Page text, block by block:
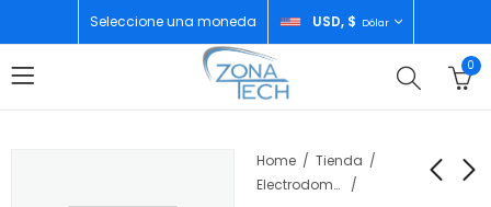
Seleccione una moneda USD, $ Dólar
0
Home
Tienda
Electrodomésticos